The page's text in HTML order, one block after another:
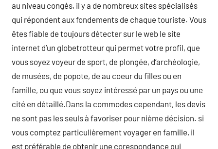
au niveau congés, il y a de nombreux sites spécialisés
qui répondent aux fondements de chaque touriste. Vous
êtes fiable de toujours détecter sur le web le site
internet d’un globetrotteur qui permet votre profil, que
vous soyez voyeur de sport, de plongée, d’archéologie,
de musées, de popote, de au coeur du filles ou en
famille, ou que vous soyez intéressé par un pays ou une
cité en détaillé.Dans la commodes cependant, les devis
ne sont pas les seuls à favoriser pour nième décision. si
vous comptez particulièrement voyager en famille, il
est préférable de obtenir une corespondance qui